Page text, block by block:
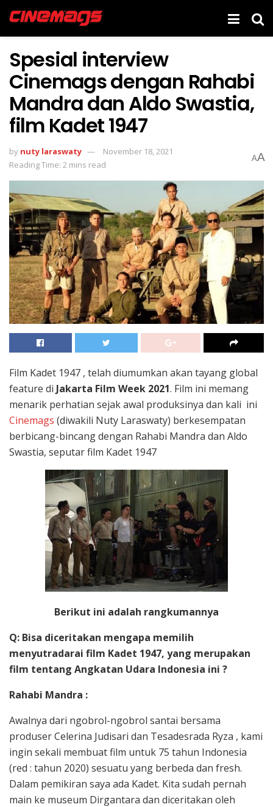
Spesial interview
Cinemags dengan Rahabi
Mandra dan Aldo Swastia,
film Kadet 1947
by nuty laraswaty
November 18, 2021
Reading Time: 2 mins read
AA
Film Kadet 1947 , telah diumumkan akan tayang global
feature di Jakarta Film Week 2021. Film ini memang
menarik perhatian sejak awal produksinya dan kali ini
Cinemags (diwakili Nuty Laraswaty) berkesempatan
berbicang-bincang dengan Rahabi Mandra dan Aldo
Swastia, seputar film Kadet 1947
Berikut ini adalah rangkumannya
Q: Bisa diceritakan mengapa memilih
menyutradarai film Kadet 1947, yang merupakan
film tentang Angkatan Udara Indonesia ini ?
Rahabi Mandra :
Awalnya dari ngobrol-ngobrol santai bersama
produser Celerina Judisari dan Tesadesrada Ryza , kami
ingin sekali membuat film untuk 75 tahun Indonesia
(red : tahun 2020) sesuatu yang berbeda dan fresh.
Dalam pemikiran saya ada Kadet. Kita sudah pernah
main ke museum Dirgantara dan diceritakan oleh